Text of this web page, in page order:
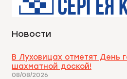
Новости
В Луховицах отметят День
шахматной доской!
08/08/2026